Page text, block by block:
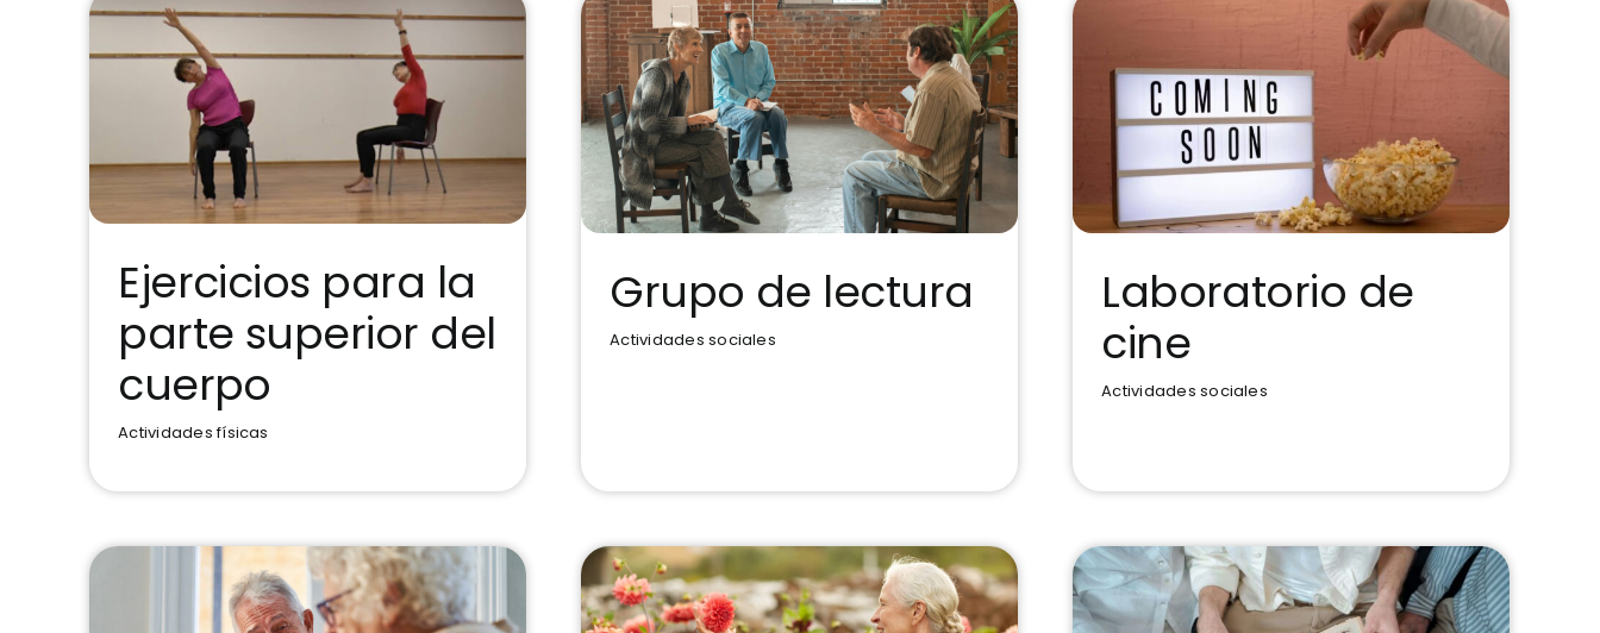
Ejercicios para la parte
superior del cuerpo
Ejercicios para la
parte superior del
cuerpo
Actividades físicas
Grupo de lectura
Actividades sociales
Laboratorio de cine
Laboratorio de
cine
Actividades sociales